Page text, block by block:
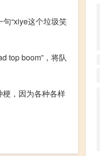
“xiye这个垃圾笑
top boom”，将队
，因为各种各样